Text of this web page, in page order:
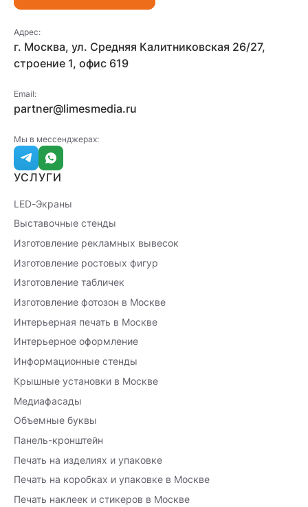
Адрес:
г. Москва, ул. Средняя Калитниковская 26/27,
строение 1, офис 619
Email:
partner@limesmedia.ru
Мы в мессенджерах:
УСЛУГИ
LED-Экраны
Выставочные стенды
Изготовление рекламных вывесок
Изготовление ростовых фигур
Изготовление табличек
Изготовление фотозон в Москве
Интерьерная печать в Москве
Интерьерное оформление
Информационные стенды
Крышные установки в Москве
Медиафасады
Объемные буквы
Панель-кронштейн
Печать на изделиях и упаковке
Печать на коробках и упаковке в Москве
Печать наклеек и стикеров в Москве